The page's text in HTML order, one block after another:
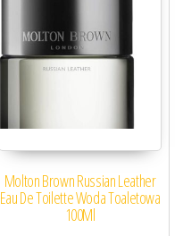
Molton Brown Russian Leather
Eau De Toilette Woda Toaletowa
100Ml